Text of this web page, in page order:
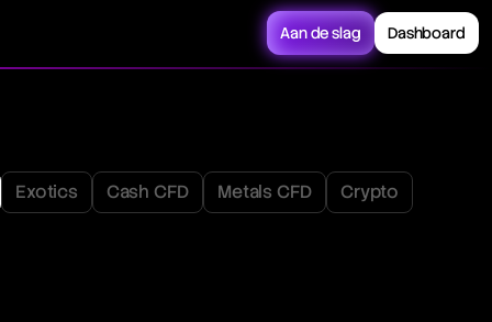
Aan de slag Dashboard
Exotics Cash CFD Metals CFD Crypto